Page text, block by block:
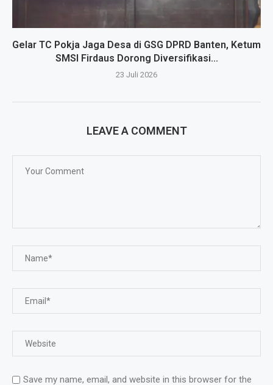
Gelar TC Pokja Jaga Desa di GSG DPRD Banten, Ketum
SMSI Firdaus Dorong Diversifikasi...
23 Juli 2026
LEAVE A COMMENT
Save my name, email, and website in this browser for the